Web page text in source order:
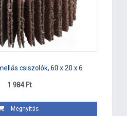
csiszolók, 60 x 20 x 6
1 984 Ft
Megnyitás